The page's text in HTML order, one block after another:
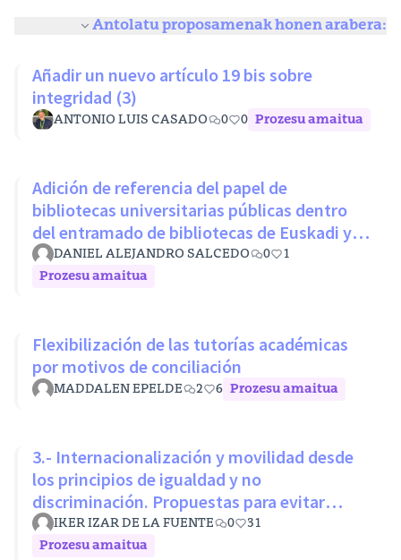
Antolatu proposamenak honen arabera:
Añadir un nuevo artículo 19 bis sobre
integridad (3)
ANTONIO LUIS CASADO 0 0 Prozesu amaitua
Adición de referencia del papel de
bibliotecas universitarias públicas dentro
del entramado de bibliotecas de Euskadi y
RLPE (Ley 11/2007 26 octubre)
DANIEL ALEJANDRO SALCEDO 0
1
Prozesu amaitua
Flexibilización de las tutorías académicas
por motivos de conciliación
MADDALEN EPELDE 2 6 Prozesu amaitua
3.- Internacionalización y movilidad desde
los principios de igualdad y no
discriminación. Propuestas para evitar
desigualdades estructurales
IKER IZAR DE LA FUENTE 0
31
Prozesu amaitua